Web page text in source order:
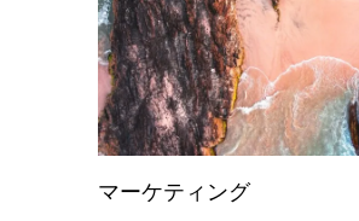
マーケティング